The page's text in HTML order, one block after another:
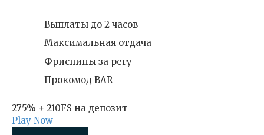
Выплаты до 2 часов
Максимальная отдача
Фриспины за регу
Прокомод BAR
275% + 210FS на депозит
Play Now